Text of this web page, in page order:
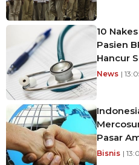
10
Pasien
Hancur
News |
Pasar
Bisnis |